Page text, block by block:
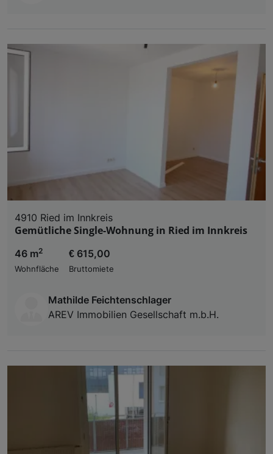
4910 Ried im Innkreis
Gemütliche Single-Wohnung in Ried im Innkreis
46 m2
Wohnfläche
€ 615,00
Bruttomiete
Mathilde Feichtenschlager
AREV Immobilien Gesellschaft m.b.H.